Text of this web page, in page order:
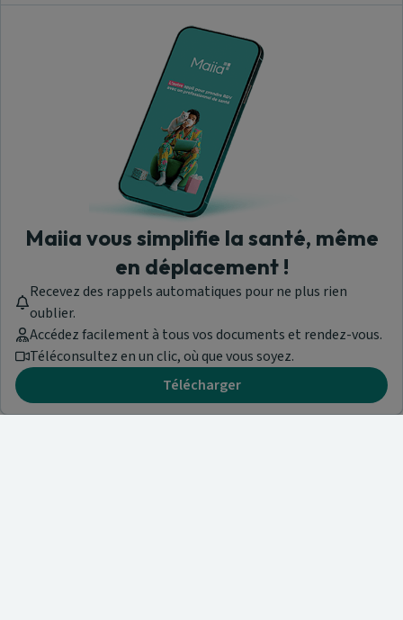
Maiia vous simplifie la santé, même
en déplacement !
Recevez des rappels automatiques pour ne plus rien
oublier.
Accédez facilement à tous vos documents et rendez-vous.
Téléconsultez en un clic, où que vous soyez.
Télécharger